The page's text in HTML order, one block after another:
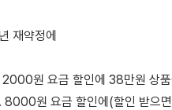
재약정에
2000원 요금 할인에 38만원 상
8000원 요금 할인에(할인 받으